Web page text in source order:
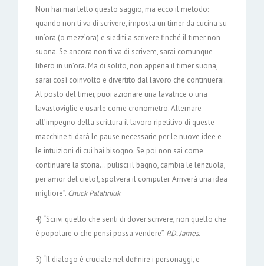
Non hai mai letto questo saggio, ma ecco il metodo:
quando non ti va di scrivere, imposta un timer da cucina su
un’ora (o mezz’ora) e siediti a scrivere finché il timer non
suona. Se ancora non ti va di scrivere, sarai comunque
libero in un’ora. Ma di solito, non appena il timer suona,
sarai così coinvolto e divertito dal lavoro che continuerai.
Al posto del timer, puoi azionare una lavatrice o una
lavastoviglie e usarle come cronometro. Alternare
all’impegno della scrittura il lavoro ripetitivo di queste
macchine ti darà le pause necessarie per le nuove idee e
le intuizioni di cui hai bisogno. Se poi non sai come
continuare la storia… pulisci il bagno, cambia le lenzuola,
per amor del cielo!, spolvera il computer. Arriverà una idea
migliore”. Chuck Palahniuk.
4) “Scrivi quello che senti di dover scrivere, non quello che
è popolare o che pensi possa vendere”. P.D. James.
5) “Il dialogo è cruciale nel definire i personaggi, e